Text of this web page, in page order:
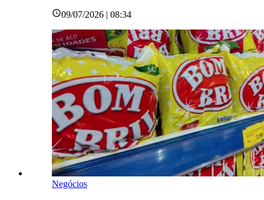
09/07/2026 | 08:34
Negócios